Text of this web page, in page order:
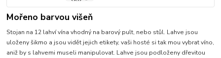
Mořeno barvou višeň
Stojan na 12 lahví vína vhodný na barový pult, nebo stůl. Lahve jsou
uloženy šikmo a jsou vidět jejich etikety, vaši hosté si tak mou vybrat víno,
aniž by s lahvemi museli manipulovat. Lahve jsou podloženy dřevitou